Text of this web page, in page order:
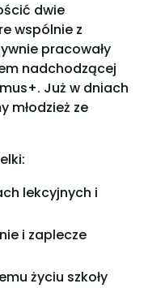
dwie
wspólnie z
pracowały
nadchodzącej
Już w dniach
młodzież ze
lekcyjnych i
i zaplecze
życiu szkoły